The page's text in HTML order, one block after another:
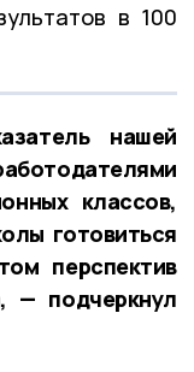
в 100
нашей
классов,
готовиться
перспектив
— подчеркнул